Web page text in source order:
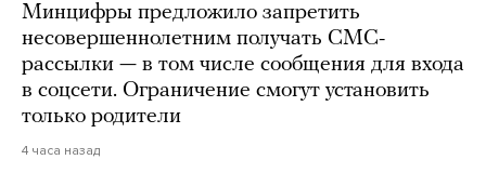
Минцифры предложило запретить
несовершеннолетним получать СМС-
рассылки — в том числе сообщения для входа
в соцсети. Ограничение смогут установить
только родители
4 часа назад